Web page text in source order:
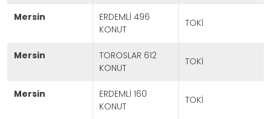
mersin
ERDEMLİ 496
KONUT
TOKİ
mersin
TOROSLAR 612
KONUT
TOKİ
mersin
ERDEMLİ 160
KONUT
TOKİ